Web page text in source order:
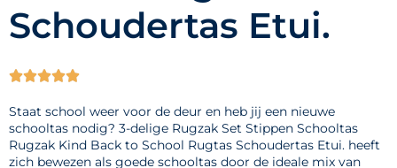
Schoudertas Etui.

Staat school weer voor de deur en heb jij een nieuwe
schooltas nodig? 3-delige Rugzak Set Stippen Schooltas
Rugzak Kind Back to School Rugtas Schoudertas Etui. heeft
zich bewezen als goede schooltas door de ideale mix van